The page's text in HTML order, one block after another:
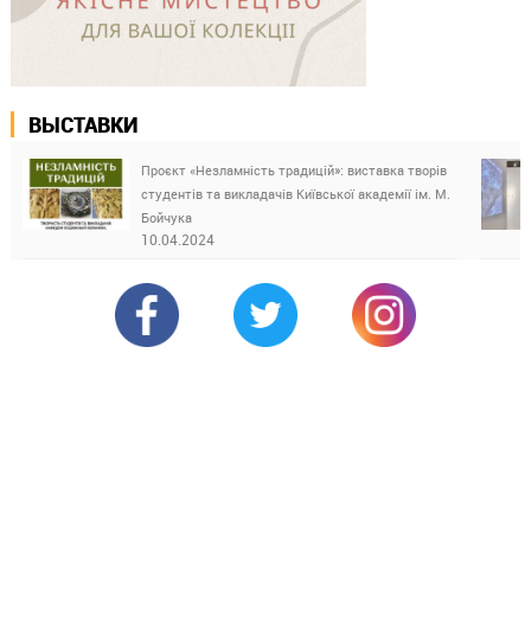
ВЫСТАВКИ
Проєкт «Незламність традицій»: виставка творів
студентів та викладачів Київської академії ім. М.
Бойчука
10.04.2024